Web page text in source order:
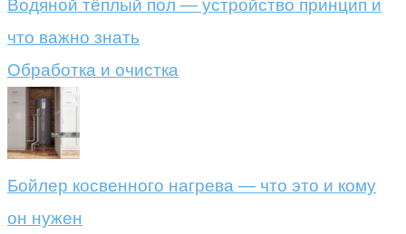
Водяной тёплый пол — устройство принцип и
что важно знать
Обработка и очистка
Бойлер косвенного нагрева — что это и кому
он нужен